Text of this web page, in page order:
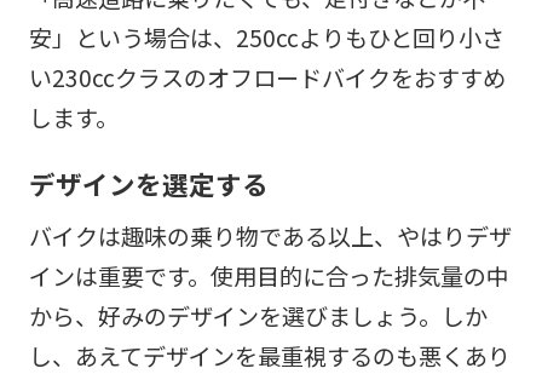
安」という場合は、250ccよりもひと回り小さ
い230ccクラスのオフロードバイクをおすすめ
します。
デザインを選定する
バイクは趣味の乗り物である以上、やはりデザ
インは重要です。使用目的に合った排気量の中
から、好みのデザインを選びましょう。しか
し、あえてデザインを最重視するのも悪くあり